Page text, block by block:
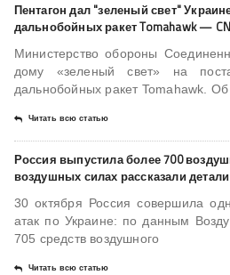
Пентагон дал "зеленый свет"
дальнобойных ракет Tomahawk —
Министерство обороны
дому «зеленый свет» на
дальнобойных ракет Tomahawk.
Читать всю статью
Россия выпустила более 700
воздушных силах рассказали детали
30 октября Россия совершила
атак по Украине: по данным
705 средств воздушного
Читать всю статью